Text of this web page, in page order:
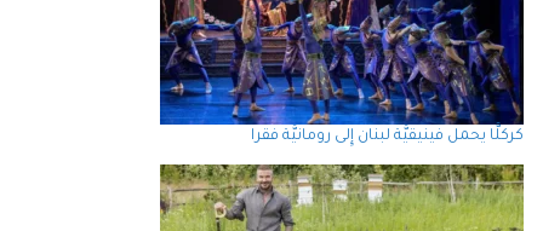
كركلَّا يحمل فينيقيَّة لبنان إِلى رومانيَّة فقرا